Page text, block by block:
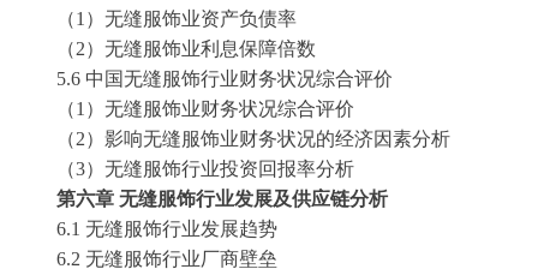
（1）无缝服饰业资产负债率
（2）无缝服饰业利息保障倍数
5.6 中国无缝服饰行业财务状况综合评价
（1）无缝服饰业财务状况综合评价
（2）影响无缝服饰业财务状况的经济因素分析
（3）无缝服饰行业投资回报率分析
第六章 无缝服饰行业发展及供应链分析
6.1 无缝服饰行业发展趋势
6.2 无缝服饰行业厂商壁垒